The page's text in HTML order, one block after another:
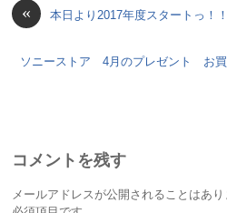
« 本日より2017年度スタートっ！
ソニーストア 4月のプレゼント お
コメントを残す
メールアドレスが公開されることはあり